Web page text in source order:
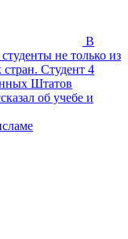
В
не только из
Студент 4
Штатов
об учебе и